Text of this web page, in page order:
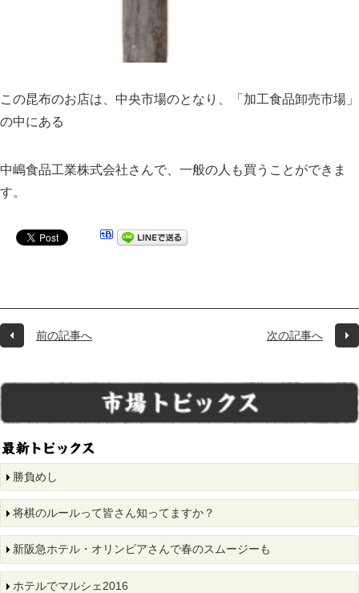
この昆布のお店は、中央市場のとなり、「加工食品卸売市場」
の中にある
中嶋食品工業株式会社さんで、一般の人も買うことができま
す。
前の記事へ 次の記事へ
勝負めし
将棋のルールって皆さん知ってますか？
新阪急ホテル・オリンピアさんで春のスムージーも
ホテルでマルシェ2016